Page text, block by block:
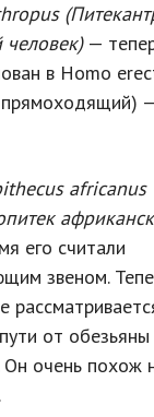
человек)—
в Homo
прямоходящий)
africanus
его считали
звеном.
от обезьяны
Он очень похож